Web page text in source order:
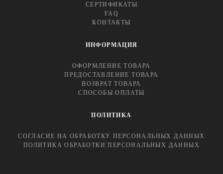
СЕРТИФИКАТЫ
FAQ
КОНТАКТЫ
ИНФОРМАЦИЯ
ОФОРМЛЕНИЕ ТОВАРА
ПРЕДОСТАВЛЕНИЕ ТОВАРА
ВОЗВРАТ ТОВАРА
СПОСОБЫ ОПЛАТЫ
ПОЛИТИКА
СОГЛАСИЕ НА ОБРАБОТКУ ПЕРСОНАЛЬНЫХ ДАННЫХ
ПОЛИТИКА ОБРАБОТКИ ПЕРСОНАЛЬНЫХ ДАННЫХ